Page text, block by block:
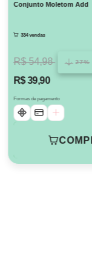
Conjunto Moletom Add
334 vendas
R$ 54,98 27%
R$ 39,90
Formas de pagamento